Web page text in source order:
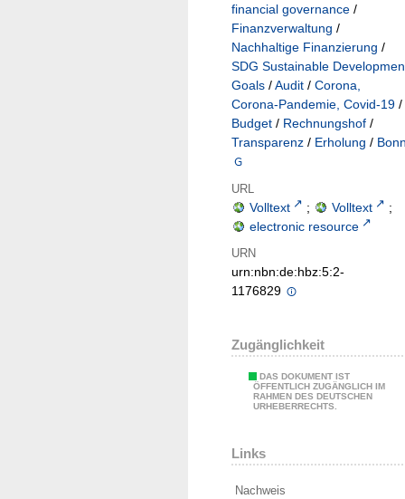
financial governance /
Finanzverwaltung /
Nachhaltige Finanzierung /
SDG Sustainable
Goals /Audit / Corona,
Corona-Pandemie, Covid-19 /
Budget / Rechnungshof /
Transparenz / Erholung /
URL
Volltext ; Volltext
;
electronic resource
URN
urn:nbn:de:hbz:5:2-
1176829
Zugänglichkeit
DAS DOKUMENT IST
ÖFFENTLICH ZUGÄNGLICH IM
RAHMEN DES DEUTSCHEN
URHEBERRECHTS.
Links
Nachweis